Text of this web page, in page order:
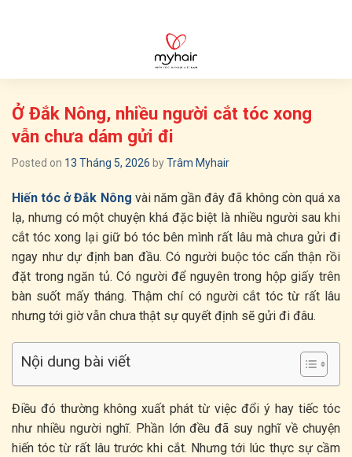
Ở Đắk Nông, nhiều người cắt tóc xong
vẫn chưa dám gửi đi
Posted on 13 Tháng 5, 2026 byTrâm Myhair
Hiến tóc ở Đắk Nông vài năm gần đây đã không còn quá xa
lạ, nhưng có một chuyện khá đặc biệt là nhiều người sau khi
cắt tóc xong lại giữ bó tóc bên mình rất lâu mà chưa gửi đi
ngay như dự định ban đầu. Có người buộc tóc cẩn thận rồi
đặt trong ngăn tủ. Có người để nguyên trong hộp giấy trên
bàn suốt mấy tháng. Thậm chí có người cắt tóc từ rất lâu
nhưng tới giờ vẫn chưa thật sự quyết định sẽ gửi đi đâu.
Nội dung bài viết
Điều đó thường không xuất phát từ việc đổi ý hay tiếc tóc
như nhiều người nghĩ. Phần lớn đều đã suy nghĩ về chuyện
hiến tóc từ rất lâu trước khi cắt. Nhưng tới lúc thực sự cầm